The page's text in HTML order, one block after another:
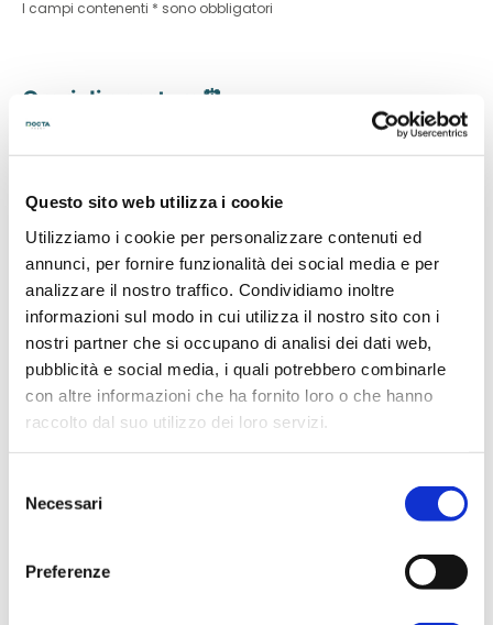
Questo sito web utilizza i cookie
Utilizziamo i cookie per personalizzare contenuti ed
annunci, per fornire funzionalità dei social media e per
analizzare il nostro traffico. Condividiamo inoltre
informazioni sul modo in cui utilizza il nostro sito con i
nostri partner che si occupano di analisi dei dati web,
pubblicità e social media, i quali potrebbero combinarle
con altre informazioni che ha fornito loro o che hanno
raccolto dal suo utilizzo dei loro servizi.
delNecessari
Preferenze
I campi contenenti * sono obbligatori
Orari di apertura⏰
Lunedì–Venerdì: 09:00–12:00 / 14:00–
Richieste su prodotti, ordini, spedizioni
e contabilità ✉️
assistenza@doctaprint.it
Servizio telefonico sospeso fino al 7
agosto
Contattaci via email e ti risponderemo